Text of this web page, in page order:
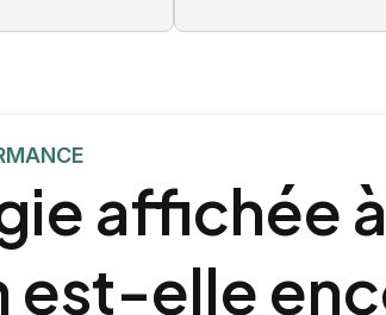
affichée à
est-elle